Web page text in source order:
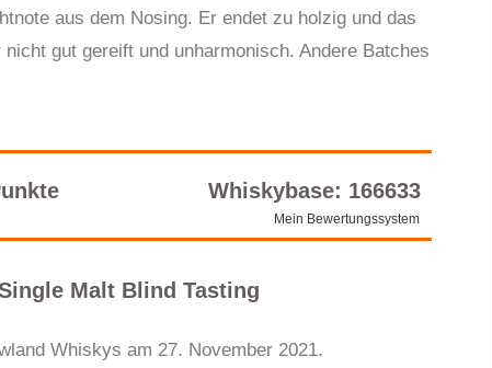
aus dem Nosing. Er endet zu holzig und das
gut gereift und unharmonisch. Andere Batches
Whiskybase: 166633
Mein Bewertungssystem
Malt Blind Tasting
Whiskys am 27. November 2021.